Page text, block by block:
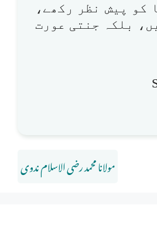
کو پیش نظر رکھے،
بلکہ جنتی عورت
مولانا محمد رضی الاسلام ندوی